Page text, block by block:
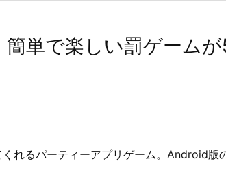
簡単で楽しい罰ゲーム
れるパーティーアプリゲーム。Android版